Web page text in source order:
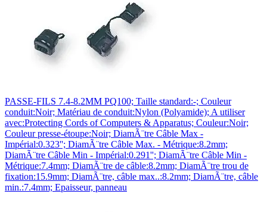
PASSE-FILS 7.4-8.2MM PQ100; Taille standard:-; Couleur
conduit:Noir; Matériau de conduit:Nylon (Polyamide); A utiliser
avec:Protecting Cords of Computers & Apparatus; Couleur:Noir;
Couleur presse-étoupe:Noir; DiamÃ¨tre Câble Max -
Impérial:0.323''; DiamÃ¨tre Câble Max. - Métrique:8.2mm;
DiamÃ¨tre Câble Min - Impérial:0.291''; DiamÃ¨tre Câble Min -
Métrique:7.4mm; DiamÃ¨tre de câble:8.2mm; DiamÃ¨tre trou de
fixation:15.9mm; DiamÃ¨tre, câble max..:8.2mm; DiamÃ¨tre, câble
min.:7.4mm; Epaisseur, panneau